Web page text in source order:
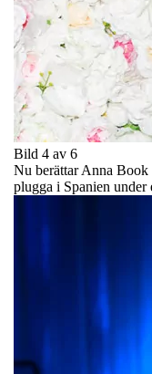
Bild 4 av 6
Nu berättar Anna Book
plugga i Spanien under